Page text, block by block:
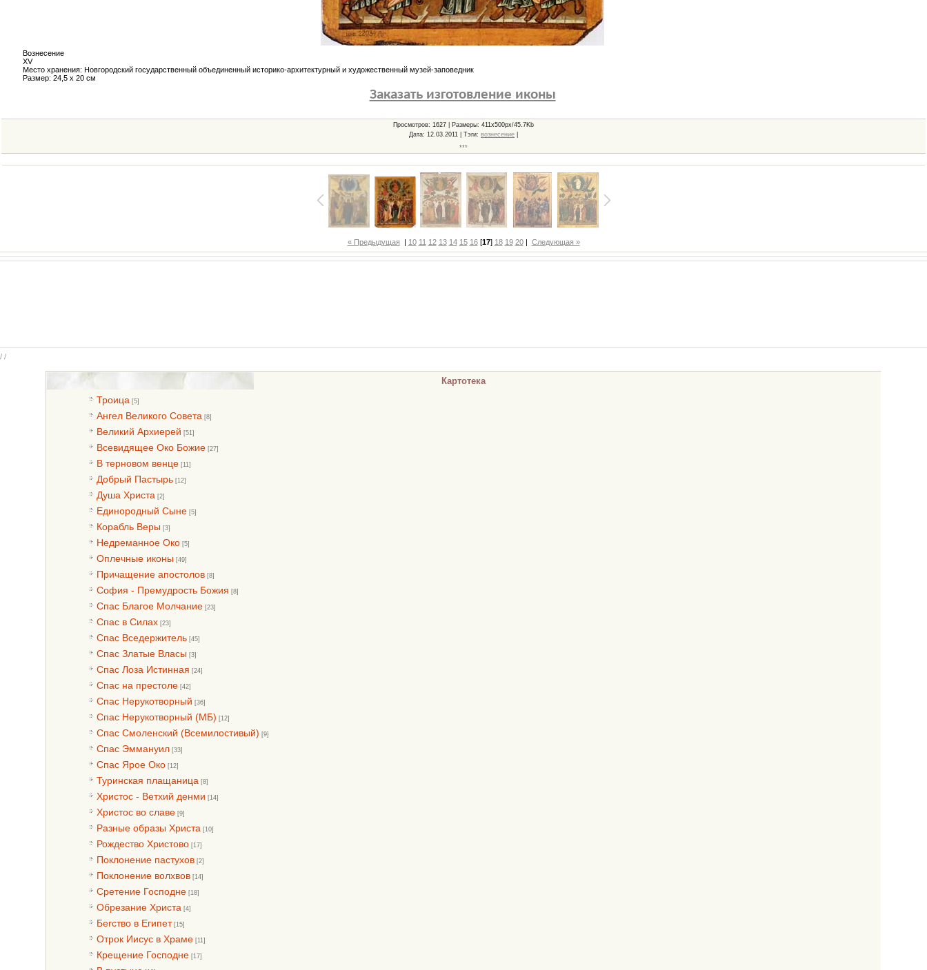
Вознесение
XV
Место хранения: Новгородский государственный объединенный историко-архитектурный и художественный музей-заповедник
Размер: 24,5 х 20 см
Заказать изготовление иконы
Просмотров: 1627 | Размеры: 411x500px/45.7Kb
Дата: 12.03.2011 | Тэги: вознесение
***
« Предыдущая | 10 11 12 13 14 15 16[17] 18 19 20| Следующая »
/ /
Картотека
Троица [5]
Ангел Великого Совета [8]
Великий Архиерей [51]
Всевидящее Око Божие [27]
В терновом венце [11]
Добрый Пастырь [12]
Душа Христа [2]
Единородный Сыне [5]
Корабль Веры [3]
Недреманное Око [5]
Оплечные иконы [49]
Причащение апостолов [8]
София - Премудрость Божия [8]
Спас Благое Молчание [23]
Спас в Силах [23]
Спас Вседержитель [45]
Спас Златые Власы [3]
Спас Лоза Истинная [24]
Спас на престоле [42]
Спас Нерукотворный [36]
Спас Нерукотворный (МБ) [12]
Спас Смоленский (Всемилостивый) [9]
Спас Эммануил [33]
Спас Ярое Око [12]
Туринская плащаница [8]
Христос - Ветхий денми [14]
Христос во славе [9]
Разные образы Христа [10]
Рождество Христово [17]
Поклонение пастухов [2]
Поклонение волхвов [14]
Сретение Господне [18]
Обрезание Христа [4]
Бегство в Египет [15]
Отрок Иисус в Храме [11]
Крещение Господне [17]